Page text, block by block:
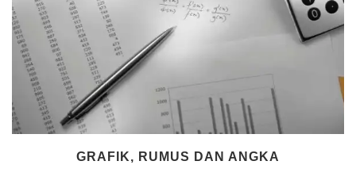
GRAFIK, RUMUS DAN ANGKA